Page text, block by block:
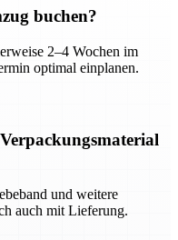
buchen?
2–4 Wochen im
optimal einplanen.
und weitere
auch mit Lieferung.